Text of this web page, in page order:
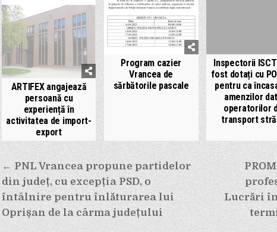
ARTIFEX angajează
persoană cu
experiență în
activitatea de import-
export
Program cazier
Vrancea de
sărbătorile pascale
Inspectorii
fost dotați cu
pentru ca
amenzilor
operatorilor
transport
Navigare
în
articole
Lucrări
← PNL Vrancea propune partidelor
din județ, cu excepția PSD, o
întâlnire pentru înlăturarea lui
Oprișan de la cârma județului